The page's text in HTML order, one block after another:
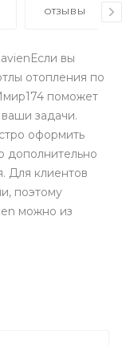
ОТЗЫВЫ
вы
отопления по
поможет
задачи.
оформить
дополнительно
Для клиентов
поэтому
можно из